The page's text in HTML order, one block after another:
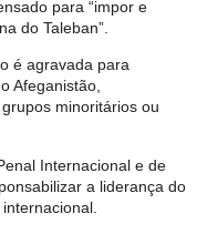
para “impor e
do Taleban”.
é agravada para
Afeganistão,
minoritários ou
Internacional e de
a liderança do